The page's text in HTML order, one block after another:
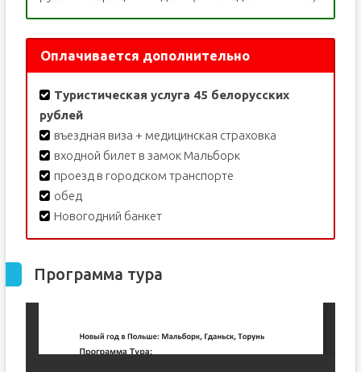
Оплачивается дополнительно
Туристическая услуга 45 белорусских
рублей
въездная виза + медицинская страховка
входной билет в замок Мальборк
проезд в городском транспорте
обед
Новогодний банкет
Программа тура